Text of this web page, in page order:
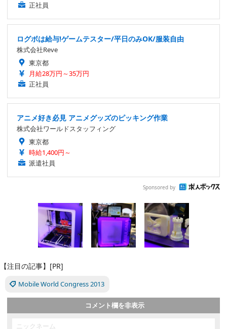
正社員
ログボは給与!ゲームテスター/平日のみOK/服装自由
株式会社Reve
東京都
月給28万円～35万円
正社員
アニメ好き必見 アニメグッズのピッキング作業
株式会社ワールドスタッフィング
東京都
時給1,400円～
派遣社員
Sponsored by
【注目の記事】[PR]
Mobile World Congress 2013
コメント欄を非表示